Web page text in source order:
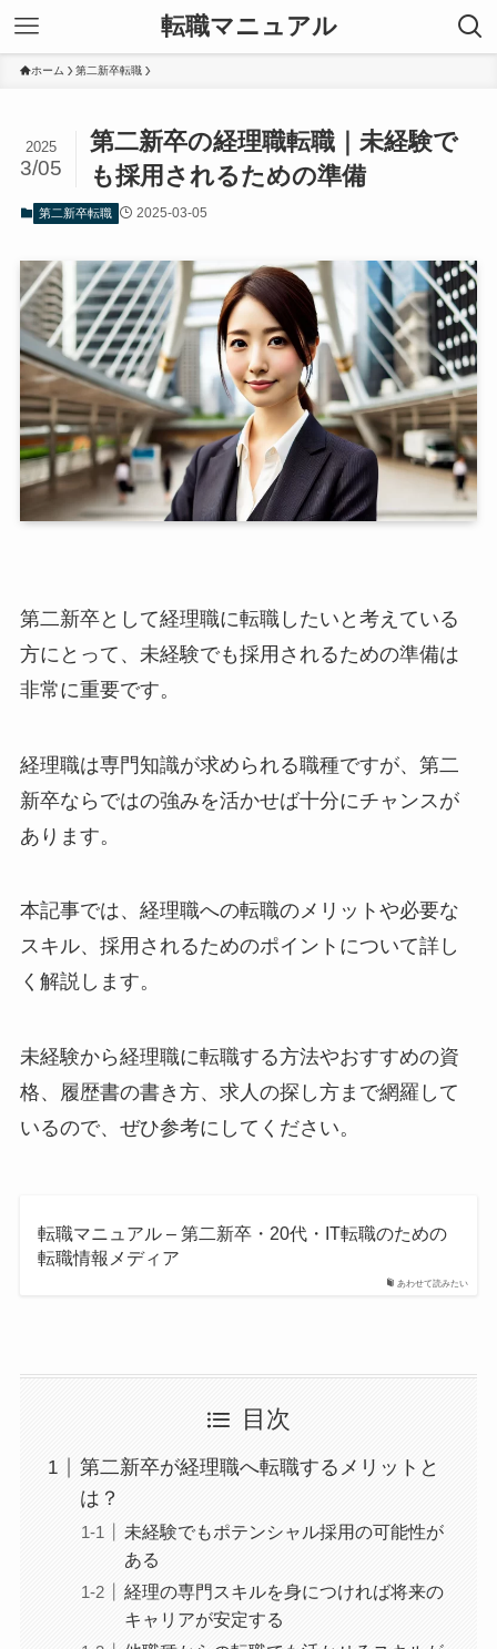
転職マニュアル
ホーム 第二新卒転職
第二新卒の経理職転職｜未経験で
も採用されるための準備
2025
3/05
第二新卒転職 2025-03-05
第二新卒として経理職に転職したいと考えている
方にとって、未経験でも採用されるための準備は
非常に重要です。
経理職は専門知識が求められる職種ですが、第二
新卒ならではの強みを活かせば十分にチャンスが
あります。
本記事では、経理職への転職のメリットや必要な
スキル、採用されるためのポイントについて詳し
く解説します。
未経験から経理職に転職する方法やおすすめの資
格、履歴書の書き方、求人の探し方まで網羅して
いるので、ぜひ参考にしてください。
あわせて読みたい
転職マニュアル – 第二新卒・20代・IT転職のための
転職情報メディア
目次
第二新卒が経理職へ転職するメリットと
は？
未経験でもポテンシャル採用の可能性が
ある
経理の専門スキルを身につければ将来の
キャリアが安定する